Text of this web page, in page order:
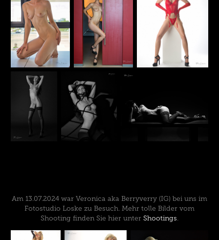
Am 13.07.2024 war Veronica aka Berryverry (IG) bei uns im
Fotostudio Loske zu Besuch. Mehr tolle Bilder vom
Shooting finden Sie hier unter Shootings